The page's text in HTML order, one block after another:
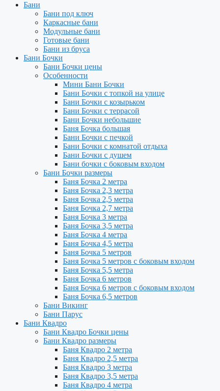
Бани
Бани под ключ
Каркасные бани
Модульные бани
Готовые бани
Бани из бруса
Бани Бочки
Бани Бочки цены
Особенности
Мини Бани Бочки
Бани Бочки с топкой на улице
Бани Бочки с козырьком
Бани Бочки с террасой
Бани Бочки небольшие
Баня Бочка большая
Бани Бочки с печкой
Бани Бочки с комнатой отдыха
Бани Бочки с душем
Бани бочки с боковым входом
Бани Бочки размеры
Баня Бочка 2 метра
Баня Бочка 2,3 метра
Баня Бочка 2,5 метра
Баня Бочка 2,7 метра
Баня Бочка 3 метра
Баня Бочка 3,5 метра
Баня Бочка 4 метра
Баня Бочка 4,5 метра
Баня Бочка 5 метров
Баня Бочка 5 метров с боковым входом
Баня Бочка 5,5 метра
Баня Бочка 6 метров
Баня Бочка 6 метров с боковым входом
Баня Бочка 6,5 метров
Бани Викинг
Бани Парус
Бани Квадро
Бани Квадро Бочки цены
Бани Квадро размеры
Баня Квадро 2 метра
Баня Квадро 2,5 метра
Баня Квадро 3 метра
Баня Квадро 3,5 метра
Баня Квадро 4 метра